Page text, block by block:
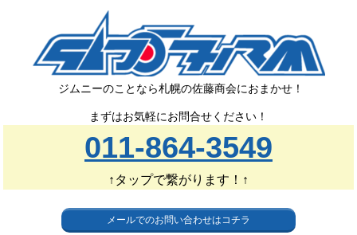
ジムニーのことなら札幌の佐藤商会におまかせ！
まずはお気軽にお問合せください！
011-864-3549
↑タップで繋がります！↑
メールでのお問い合わせはコチラ